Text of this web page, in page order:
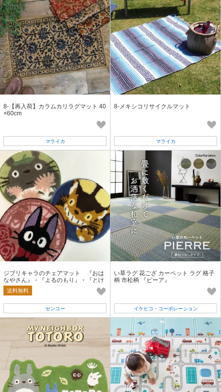
8-【再入荷】カラムカリラグマット 40
×60cm
マライカ
8-メキシコリサイクルマット
マライカ
ジブリキャラのチェアマット 『おは
なやさん』・『よるのもり』・『とけ
いとう』/ギフト/新生活
送料無料
センコー
い草ラグ 花ござ カーペット ラグ 格子
柄 市松柄 『ピーア』
イケヒコ・コーポレーション